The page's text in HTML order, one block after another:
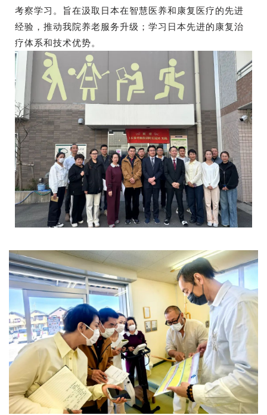
考察学习。
旨在汲取日本在智慧医养和康复医疗的先进
经验，推动我院养老服务升级； 学习日本先进的康复治
疗体系和技术优势。